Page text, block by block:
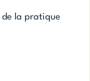
la pratique